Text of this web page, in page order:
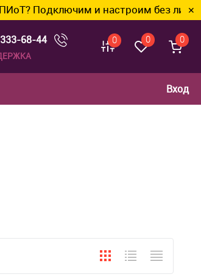
и настроим без лишних ✕
68-44 0 0 0
Вход